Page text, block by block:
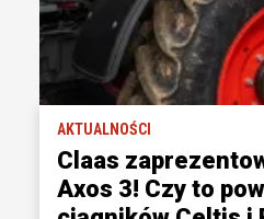
AKTUALNOŚCI
Claas
Axos 3! Czy to